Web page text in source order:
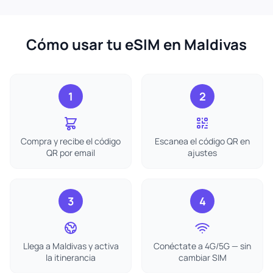
Cómo usar tu eSIM en Maldivas
1
Compra y recibe el código
QR por email
2
Escanea el código QR en
ajustes
3
Llega a Maldivas y activa
la itinerancia
4
Conéctate a 4G/5G — sin
cambiar SIM